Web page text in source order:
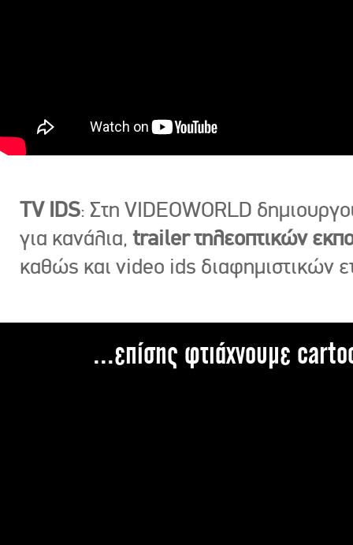
TV IDS: Στη VIDEOWORLD
για κανάλια, trailer τηλεοπτικών
καθώς και video ids διαφημιστικών
...επίσης φτιάχνουμε